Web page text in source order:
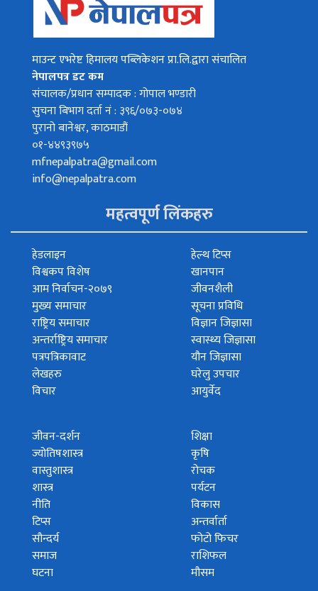
माउन्ट एभरेष्ट हिमालय पब्लिकेशन प्रा.लि.द्वारा संचालित
नेपालपत्र डट कम
संचालक/प्रधान सम्पादक : गोपाल भण्डारी
सुचना बिभाग दर्ता नं : ३९६/०७३-०७४
पुरानो बानेश्वर, काठमाडौं
०१-४४९३९७५
mfnepalpatra@gmail.com
info@nepalpatra.com
महत्वपूर्ण लिंकहरु
हेडलाइन
विश्वकप विशेष
आम निर्वाचन-२०७९
मुख्य समाचार
राष्ट्रिय समाचार
अन्तर्राष्ट्रिय समाचार
पत्रपत्रिकावाट
लेखहरु
विचार
हेल्थ टिप्स
खानपान
जीवनशैली
सूचना प्रविधि
विज्ञान जिज्ञासा
स्वास्थ्य जिज्ञासा
यौन जिज्ञासा
घरेलु उपचार
आयुर्वेद
जीवन-दर्शन
ज्योतिषशास्त्र
वास्तुशास्त्र
शास्त्र
नीति
टिप्स
सौन्दर्य
समाज
घटना
शिक्षा
कृषि
रोचक
पर्यटन
विकास
अन्तर्वार्ता
फोटो फिचर
राशिफल
मौसम